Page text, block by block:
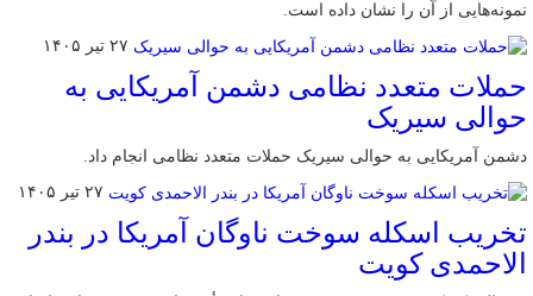
نمونه‌هایی از آن را نشان داده است.
۲۷ تیر ۱۴۰۵
حملات متعدد نظامی دشمن آمریکایی به
حوالی سیریک
دشمن آمریکایی به حوالی سیریک حملات متعدد نظامی انجام داد.
۲۷ تیر ۱۴۰۵
تخریب اسکله سوخت ناوگان آمریکا در بندر
الاحمدی کویت